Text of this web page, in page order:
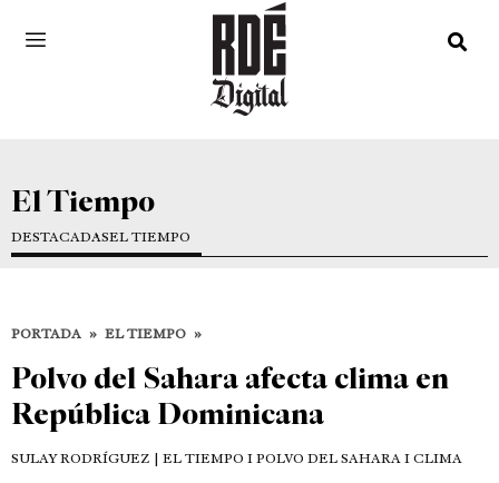
El Tiempo
DESTACADASEL TIEMPO
PORTADA » EL TIEMPO »
Polvo del Sahara afecta clima en
República Dominicana
SULAY RODRÍGUEZ | EL TIEMPO I POLVO DEL SAHARA I CLIMA